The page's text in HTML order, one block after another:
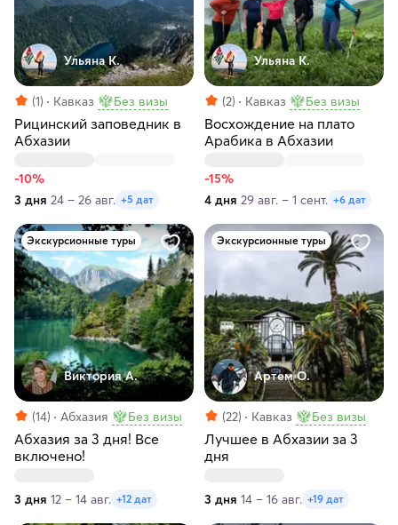
Ульяна К.
(1) Кавказ Без визы
Рицинский заповедник в
Абхазии
-10%
3 дня 24 – 26 авг. +5 дат
Ульяна К.
(2) Кавказ Без визы
Восхождение на плато
Арабика в Абхазии
-15%
4 дня 29 авг. – 1 сент. +6 дат
Экскурсионные туры
Виктория А.
(14) Абхазия Без визы
Абхазия за 3 дня! Все
включено!
3 дня 12 – 14 авг. +12 дат
Экскурсионные туры
Артем О.
(22) Кавказ Без визы
Лучшее в Абхазии за 3
дня
3 дня 14 – 16 авг. +19 дат